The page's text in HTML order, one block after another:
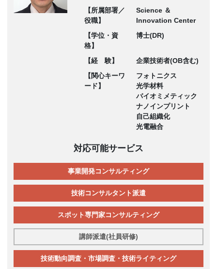
【所属部署／
役職】
Science ＆
Innovation Center
【学位・資
格】
博士(DR)
【経 験】
企業技術者(OB含む)
【関心キーワ
ード】
フォトニクス
光学材料
バイオミメティック
ナノインプリント
自己組織化
光電融合
対応可能サービス
事業開発コンサルティング
技術コンサルタント派遣
スポット専門家コンサルティング
講師派遣(社員研修)
技術動向調査・市場調査・技術ライティング